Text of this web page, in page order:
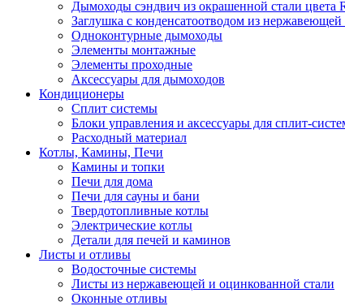
Дымоходы сэндвич из окрашенной стали цвета
Заглушка с конденсатоотводом из нержавеющей
Одноконтурные дымоходы
Элементы монтажные
Элементы проходные
Аксессуары для дымоходов
Кондиционеры
Сплит системы
Блоки управления и аксессуары для сплит-
Расходный материал
Котлы, Камины, Печи
Камины и топки
Печи для дома
Печи для сауны и бани
Твердотопливные котлы
Электрические котлы
Детали для печей и каминов
Листы и отливы
Водосточные системы
Листы из нержавеющей и оцинкованной стали
Оконные отливы